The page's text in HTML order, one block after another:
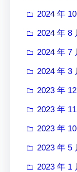
2024 年 10
2024 年 8
2024 年 7
2024 年 3
2023 年 12
2023 年 11
2023 年 10
2023 年 5
2023 年 1